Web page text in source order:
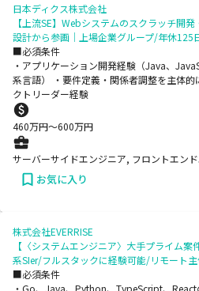
日本ディクス株式会社
【上流SE】Webシステムのスクラッチ開
設計から参画｜上場企業グループ/年休125
■必須条件
・アプリケーション開発経験（Java、
系言語） ・要件定義・関係者調整を主体
クトリーダー経験
460万円〜600万円
サーバーサイドエンジニア, フロントエン
お気に入り
株式会社EVERRISE
【〈システムエンジニア〉大手プライム
系SIer/フルスタックに経験可能/リモート主
■必須条件